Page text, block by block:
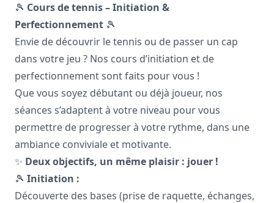
🎾 Cours de tennis – Initiation &
Perfectionnement 🎾
Envie de découvrir le tennis ou de passer un cap
dans votre jeu ? Nos cours d’initiation et de
perfectionnement sont faits pour vous !
Que vous soyez débutant ou déjà joueur, nos
séances s’adaptent à votre niveau pour vous
permettre de progresser à votre rythme, dans une
ambiance conviviale et motivante.
✨ Deux objectifs, un même plaisir : jouer !
🎾 Initiation :
Découverte des bases (prise de raquette, échanges,